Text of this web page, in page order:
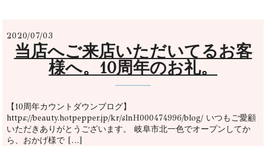
2020/07/03
当店へご来店いただいてるお客
様へ。10周年のお礼。
【10周年カウントダウンブログ】
https://beauty.hotpepper.jp/kr/slnH000474996/blog/ いつもご愛顧
いただきありがとうございます。 岐阜市北一色でオープンしてか
ら、おかげ様で […]